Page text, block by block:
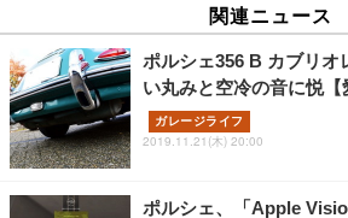
関連ニュース
ポルシェ356 B カブリ
い丸みと空冷の音に悦【
ガレージライフ
2019.11.21(木) 20:00
ポルシェ、「Apple